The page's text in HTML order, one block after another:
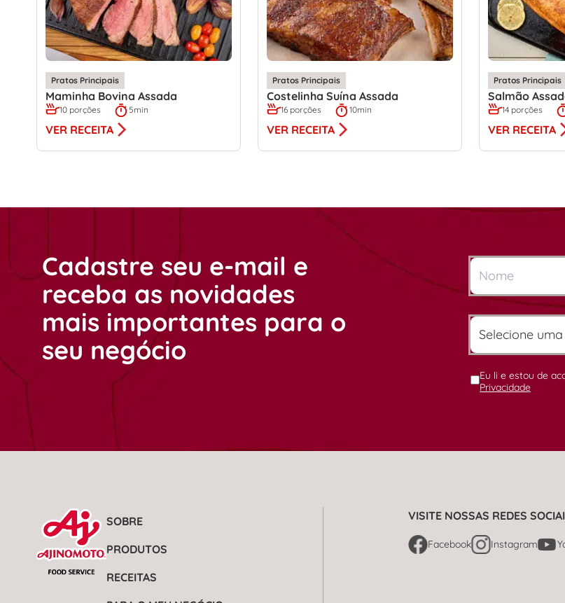
Pratos Principais
Maminha Bovina Assada
10 porções 5min
VER RECEITA
Pratos Principais
Costelinha Suína Assada
16 porções 10min
VER RECEITA
Pratos Principais
Salmão
14 porções
VER RECEITA
Cadastre seu e-mail e
receba as novidades
mais importantes para o
seu negócio
Eu li e estou de
Privacidade
SOBRE
PRODUTOS
RECEITAS
VISITE NOSSAS REDES
Facebook Instagram